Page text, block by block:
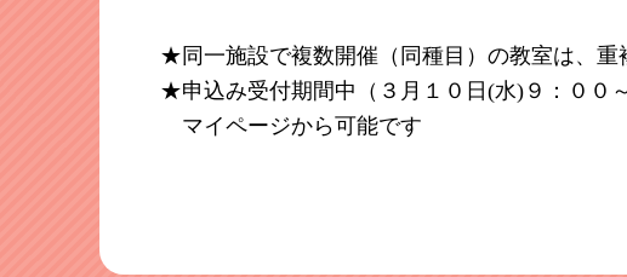
★同一施設で複数開催（同種目）の教室は、重
★申込み受付期間中（３月１０日(水)９：００
マイページから可能です